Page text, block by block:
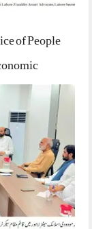
of People